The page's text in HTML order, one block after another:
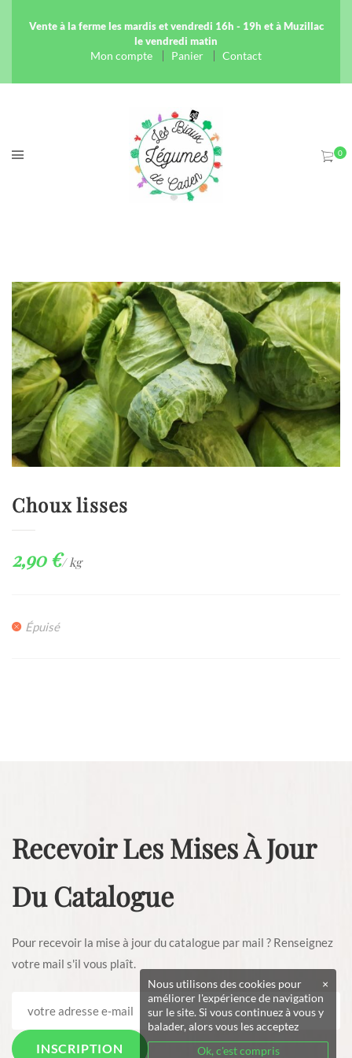
Vente à la ferme les mardis et vendredi 16h - 19h et à Muzillac
le vendredi matin
Mon compte Panier Contact
Choux lisses
2,90€/ kg
Épuisé
Recevoir Les Mises À Jour
Du Catalogue
Pour recevoir la mise à jour du catalogue par mail ? Renseignez
votre mail s'il vous plaît.
×
Nous utilisons des cookies pour
améliorer l'expérience de navigation
sur le site. Si vous continuez à vous y
balader, alors vous les acceptez
Ok, c'est compris